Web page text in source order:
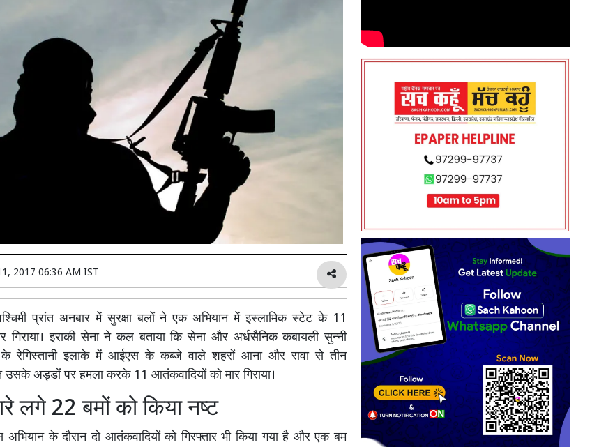
2017 06:36 AM IST
प्रांत अनबार में सुरक्षा बलों ने एक अभियान में इस्लामिक स्टेट के 11
गिराया। इराकी सेना ने कल बताया कि सेना और अर्धसैनिक कबायली सुन्नी
रेगिस्तानी इलाके में आईएस के कब्जे वाले शहरों आना और रावा से तीन
उसके अड्डों पर हमला करके 11 आतंकवादियों को मार गिराया।
लगे 22 बमों को किया नष्ट
के दौरान दो आतंकवादियों को गिरफ्तार भी किया गया है और एक बम